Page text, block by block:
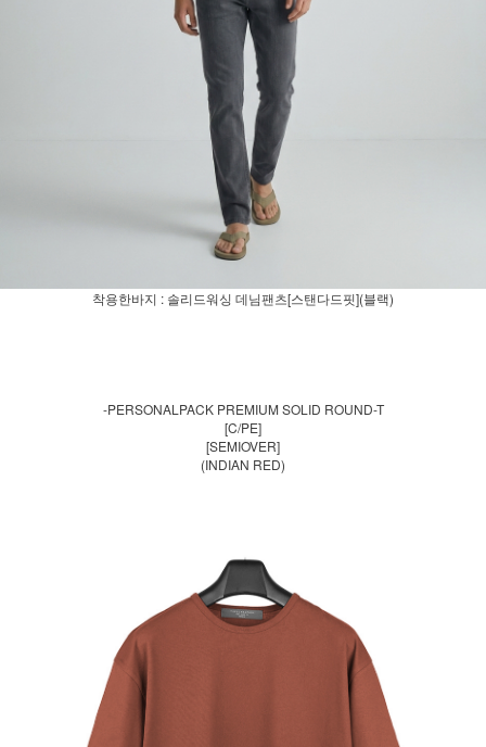
착용한바지 : 솔리드워싱 데님팬츠[스탠다드핏](블랙)
-PERSONALPACK PREMIUM SOLID ROUND-T
[C/PE]
[SEMIOVER]
(INDIAN RED)